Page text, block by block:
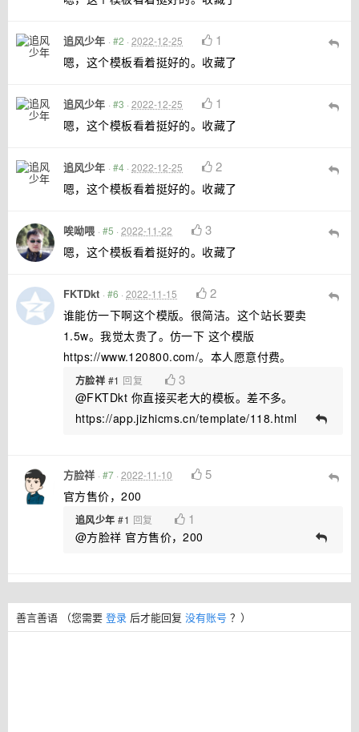
追风少年 · #2 · 2022-12-25 1
嗯，这个模板看着挺好的。收藏了
追风少年 · #3 · 2022-12-25 1
嗯，这个模板看着挺好的。收藏了
追风少年 · #4 · 2022-12-25 2
嗯，这个模板看着挺好的。收藏了
唉呦喂 · #5 · 2022-11-22 3
嗯，这个模板看着挺好的。收藏了
FKTDkt · #6 · 2022-11-15 2
谁能仿一下啊这个模版。很简洁。这个站长要卖
1.5w。我觉太贵了。仿一下 这个模版
https://www.120800.com/。本人愿意付费。
方脸祥 #1 回复 3
@FKTDkt 你直接买老大的模板。差不多。
https://app.jizhicms.cn/template/118.html
方脸祥 · #7 · 2022-11-10 5
官方售价，200
追风少年 #1 回复 1
@方脸祥 官方售价，200
善言善语 （您需要 登录 后才能回复 没有账号 ？）